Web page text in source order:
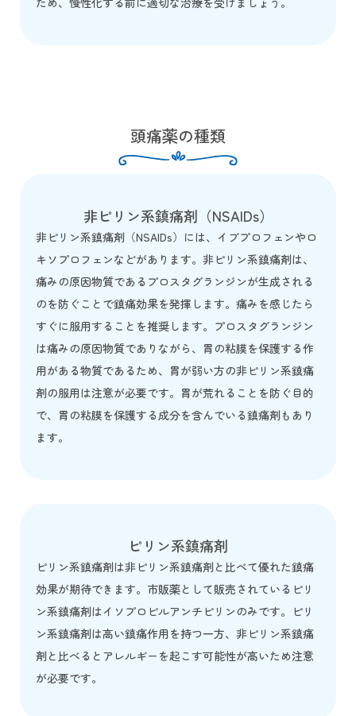
頭痛薬の種類
非ピリン系鎮痛剤（NSAIDs）
非ピリン系鎮痛剤（NSAIDs）には、イブプロフェンやロ
キソプロフェンなどがあります。非ピリン系鎮痛剤は、
痛みの原因物質であるプロスタグランジンが生成される
のを防ぐことで鎮痛効果を発揮します。痛みを感じたら
すぐに服用することを推奨します。プロスタグランジン
は痛みの原因物質でありながら、胃の粘膜を保護する作
用がある物質であるため、胃が弱い方の非ピリン系鎮痛
剤の服用は注意が必要です。胃が荒れることを防ぐ目的
で、胃の粘膜を保護する成分を含んでいる鎮痛剤もあり
ます。
ピリン系鎮痛剤
ピリン系鎮痛剤は非ピリン系鎮痛剤と比べて優れた鎮痛
効果が期待できます。市販薬として販売されているピリ
ン系鎮痛剤はイソプロピルアンチピリンのみです。ピリ
ン系鎮痛剤は高い鎮痛作用を持つ一方、非ピリン系鎮痛
剤と比べるとアレルギーを起こす可能性が高いため注意
が必要です。